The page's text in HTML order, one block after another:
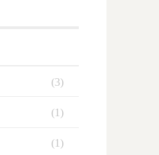
(3)
(1)
(1)